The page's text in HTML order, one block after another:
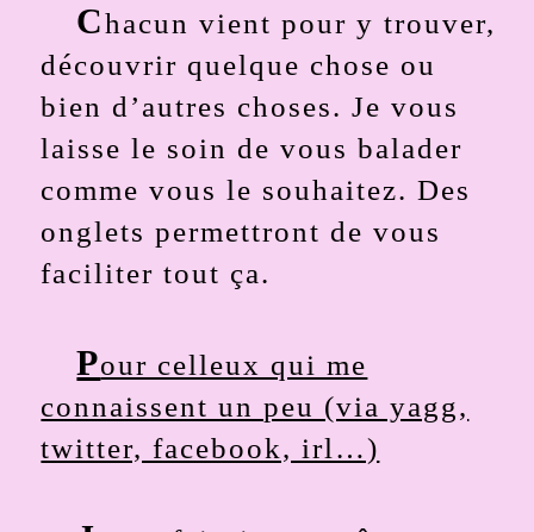
Chacun vient pour y trouver,
découvrir quelque chose ou
bien d’autres choses. Je vous
laisse le soin de vous balader
comme vous le souhaitez. Des
onglets permettront de vous
faciliter tout ça.
Pour celleux qui me
connaissent un peu (via yagg,
twitter, facebook, irl…)